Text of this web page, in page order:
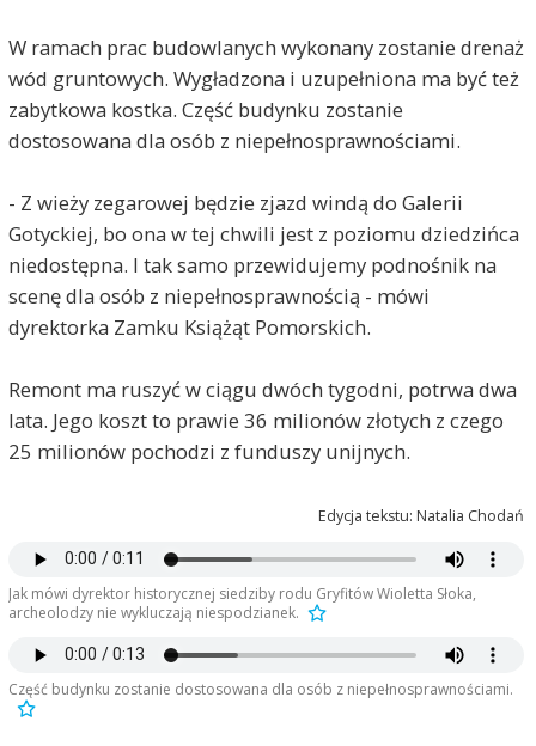
W ramach prac budowlanych wykonany zostanie drenaż
wód gruntowych. Wygładzona i uzupełniona ma być też
zabytkowa kostka. Część budynku zostanie
dostosowana dla osób z niepełnosprawnościami.
- Z wieży zegarowej będzie zjazd windą do Galerii
Gotyckiej, bo ona w tej chwili jest z poziomu dziedzińca
niedostępna. I tak samo przewidujemy podnośnik na
scenę dla osób z niepełnosprawnością - mówi
dyrektorka Zamku Książąt Pomorskich.
Remont ma ruszyć w ciągu dwóch tygodni, potrwa dwa
lata. Jego koszt to prawie 36 milionów złotych z czego
25 milionów pochodzi z funduszy unijnych.
Edycja tekstu: Natalia Chodań
Jak mówi dyrektor historycznej siedziby rodu Gryfitów Wioletta Słoka,
archeolodzy nie wykluczają niespodzianek.
Część budynku zostanie dostosowana dla osób z niepełnosprawnościami.